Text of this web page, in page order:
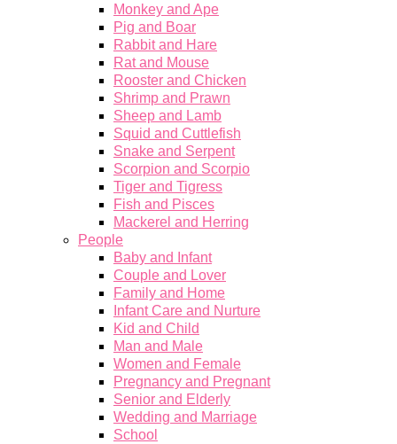
Monkey and Ape
Pig and Boar
Rabbit and Hare
Rat and Mouse
Rooster and Chicken
Shrimp and Prawn
Sheep and Lamb
Squid and Cuttlefish
Snake and Serpent
Scorpion and Scorpio
Tiger and Tigress
Fish and Pisces
Mackerel and Herring
People
Baby and Infant
Couple and Lover
Family and Home
Infant Care and Nurture
Kid and Child
Man and Male
Women and Female
Pregnancy and Pregnant
Senior and Elderly
Wedding and Marriage
School